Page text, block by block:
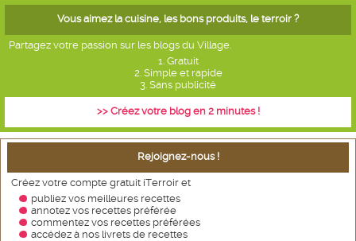
Vous aimez la cuisine, les bons produits, le terroir ?
Partagez votre passion sur les blogs du Village.
1. Gratuit
2. Simple et rapide
3. Sans publicité
>> Créez votre blog en 2 minutes !
Rejoignez-nous !
Créez votre compte gratuit iTerroir et
publiez vos meilleures recettes
annotez vos recettes préférée
commentez vos recettes préférées
accédez à nos livrets de recettes